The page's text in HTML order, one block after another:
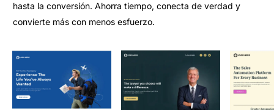
hasta la conversión. Ahorra tiempo, conecta de verdad y
convierte más con menos esfuerzo.